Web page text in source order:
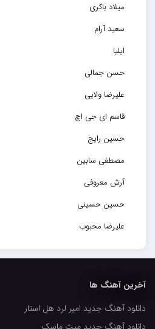
میلاد باکری
سعید آرام
ایلیا
حسن جمالی
علیرضا ولایی
قاسم ای جی اچ
حسین رایج
مصطفی سابین
آرش معروفی
حسین حسینی
علیرضا محبوب
حسین حصارکی
کاپیتان
مجید رضوی
آخرین آهنگ ها
دانلود آهنگ جدید امیر لرد هل استار